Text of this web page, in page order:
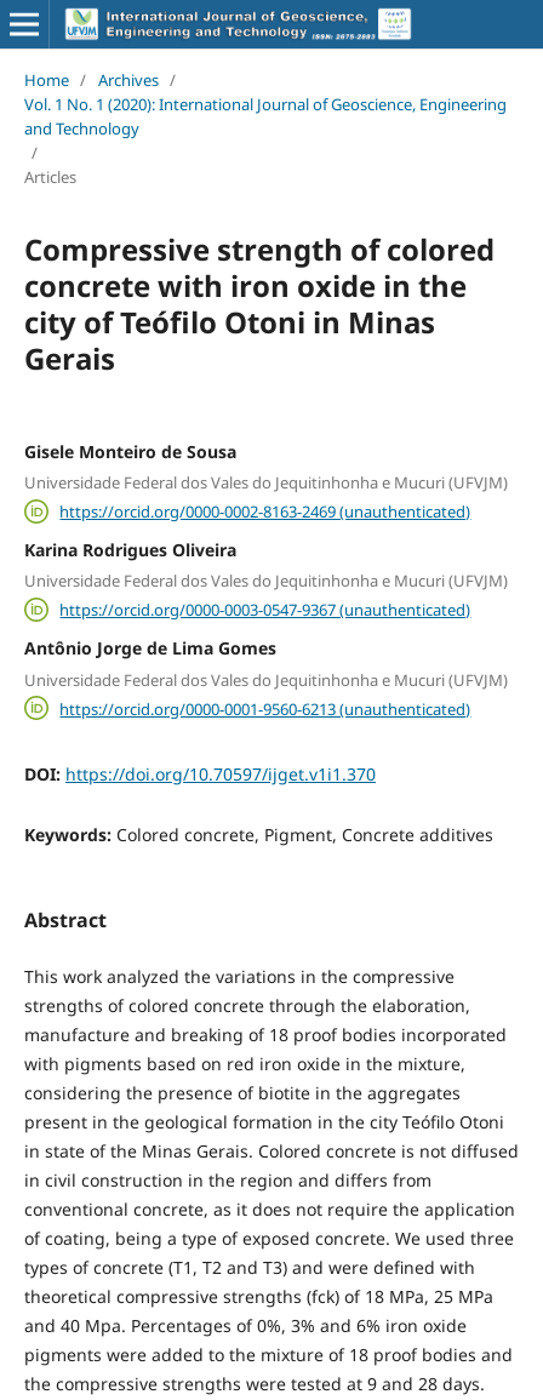
Home / Archives /
Vol. 1 No. 1 (2020): International Journal of Geoscience, Engineering
and Technology
/
Articles
Compressive strength of colored
concrete with iron oxide in the
city of Teófilo Otoni in Minas
Gerais
Gisele Monteiro de Sousa
Universidade Federal dos Vales do Jequitinhonha e Mucuri (UFVJM)
https://orcid.org/0000-0002-8163-2469 (unauthenticated)
Karina Rodrigues Oliveira
Universidade Federal dos Vales do Jequitinhonha e Mucuri (UFVJM)
https://orcid.org/0000-0003-0547-9367 (unauthenticated)
Antônio Jorge de Lima Gomes
Universidade Federal dos Vales do Jequitinhonha e Mucuri (UFVJM)
https://orcid.org/0000-0001-9560-6213 (unauthenticated)
DOI: https://doi.org/10.70597/ijget.v1i1.370
Keywords: Colored concrete, Pigment, Concrete additives
Abstract
This work analyzed the variations in the compressive
strengths of colored concrete through the elaboration,
manufacture and breaking of 18 proof bodies incorporated
with pigments based on red iron oxide in the mixture,
considering the presence of biotite in the aggregates
present in the geological formation in the city Teófilo Otoni
in state of the Minas Gerais. Colored concrete is not diffused
in civil construction in the region and differs from
conventional concrete, as it does not require the application
of coating, being a type of exposed concrete. We used three
types of concrete (T1, T2 and T3) and were defined with
theoretical compressive strengths (fck) of 18 MPa, 25 MPa
and 40 Mpa. Percentages of 0%, 3% and 6% iron oxide
pigments were added to the mixture of 18 proof bodies and
the compressive strengths were tested at 9 and 28 days.